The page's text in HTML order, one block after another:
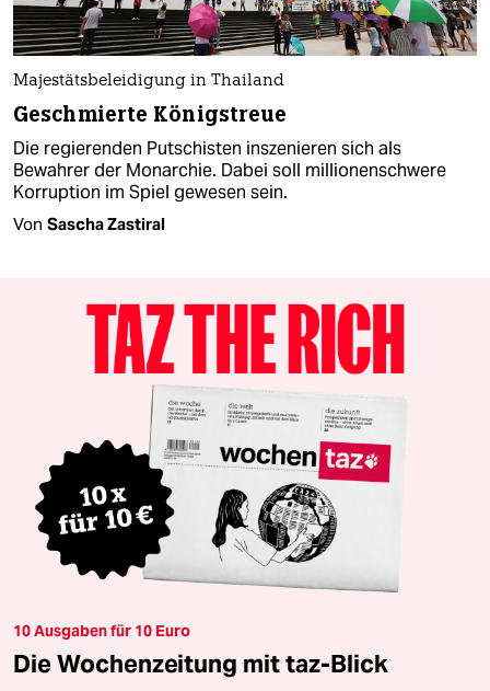
Majestätsbeleidigung in Thailand
Geschmierte Königstreue
Die regierenden Putschisten inszenieren sich als
Bewahrer der Monarchie. Dabei soll millionenschwere
Korruption im Spiel gewesen sein.
Von Sascha Zastiral
10 Ausgaben für 10 Euro
Die Wochenzeitung mit taz-Blick